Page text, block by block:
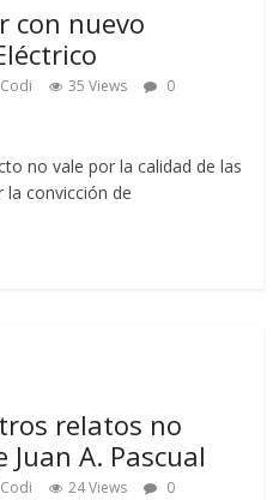
con nuevo
35 Views
0
no vale por la calidad de las
convicción de
relatos no
Juan A. Pascual
24 Views
0